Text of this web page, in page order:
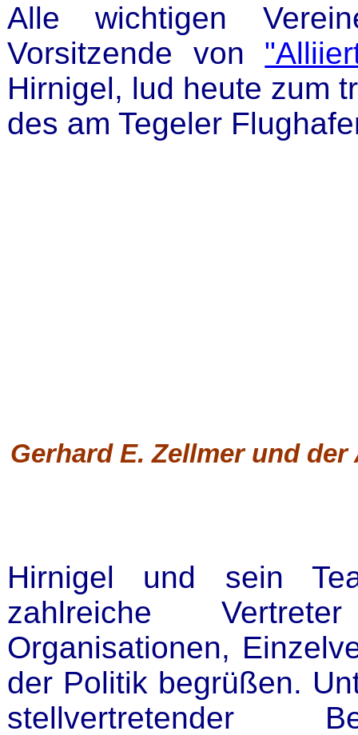
Alle wichtigen
Vorsitzende von
Hirnigel, lud heute zum
des am Tegeler
Gerhard E. Zellmer und
Hirnigel und sein
zahlreiche
Organisationen,
der Politik begrüßen.
stellvertretender